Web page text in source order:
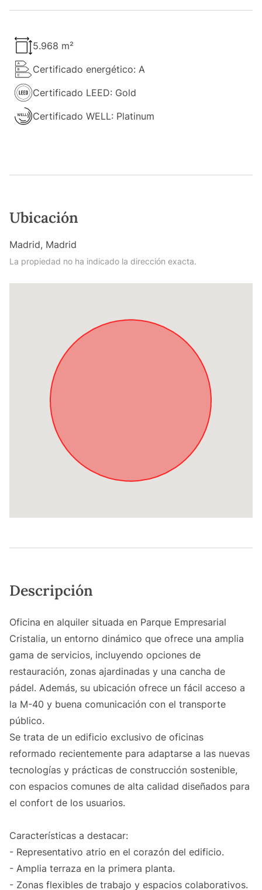
5.968 m²
Certificado energético: A
Certificado LEED: Gold
Certificado WELL: Platinum
Ubicación
Madrid, Madrid
La propiedad no ha indicado la dirección exacta.
Descripción
Oficina en alquiler situada en Parque Empresarial
Cristalia, un entorno dinámico que ofrece una amplia
gama de servicios, incluyendo opciones de
restauración, zonas ajardinadas y una cancha de
pádel. Además, su ubicación ofrece un fácil acceso a
la M-40 y buena comunicación con el transporte
público.
Se trata de un edificio exclusivo de oficinas
reformado recientemente para adaptarse a las nuevas
tecnologías y prácticas de construcción sostenible,
con espacios comunes de alta calidad diseñados para
el confort de los usuarios.
Características a destacar:
- Representativo atrio en el corazón del edificio.
- Amplia terraza en la primera planta.
- Zonas flexibles de trabajo y espacios colaborativos.